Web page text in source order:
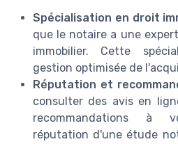
Spécialisation en droit
que le notaire a une
immobilier. Cette
gestion optimisée de
Réputation et
consulter des avis en
recommandations à
réputation d'une étude